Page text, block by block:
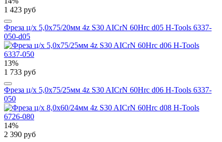
1 423 руб
Фреза ц/х 5,0x75/20мм 4z S30 AICrN 60Hrc d05 H-Tools 6337-
050-d05
13%
1 733 руб
Фреза ц/х 5,0x75/25мм 4z S30 AICrN 60Hrc d06 H-Tools 6337-
050
14%
2 390 руб